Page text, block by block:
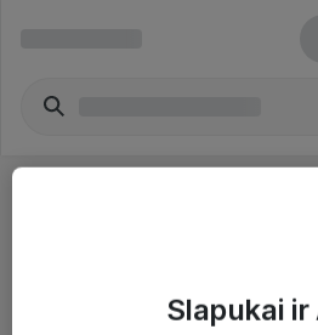
Slapukai ir